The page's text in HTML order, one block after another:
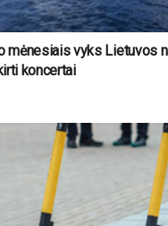
mėnesiais vyks Lietuvos
koncertai